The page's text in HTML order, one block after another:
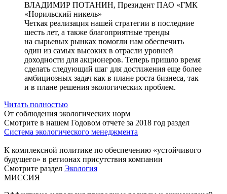
ВЛАДИМИР ПОТАНИН, Президент ПАО «ГМК
«Норильский никель»
Четкая реализация нашей стратегии в последние
шесть лет, а также благоприятные тренды
на сырьевых рынках помогли нам обеспечить
один из самых высоких в отрасли уровней
доходности для акционеров. Теперь пришло время
сделать следующий шаг для достижения еще более
амбициозных задач как в плане роста бизнеса, так
и в плане решения экологических проблем.
Читать полностью
От соблюдения экологических норм
Смотрите в нашем Годовом отчете за 2018 год раздел
Система экологического менеджмента
К комплексной политике по обеспечению «устойчивого
будущего» в регионах присутствия компании
Смотрите раздел Экология
МИССИЯ